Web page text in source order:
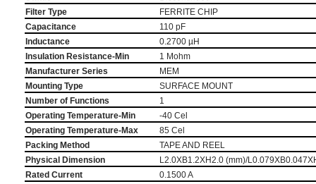
Filter Type
FERRITE CHIP
Capacitance
110 pF
Inductance
0.2700 µH
Insulation Resistance-Min
1 Mohm
Manufacturer Series
MEM
Mounting Type
SURFACE MOUNT
Number of Functions
1
Operating Temperature-Min
-40 Cel
Operating Temperature-Max
85 Cel
Packing Method
TAPE AND REEL
Physical Dimension
L2.0XB1.2XH2.0 (mm)/
Rated Current
0.1500 A